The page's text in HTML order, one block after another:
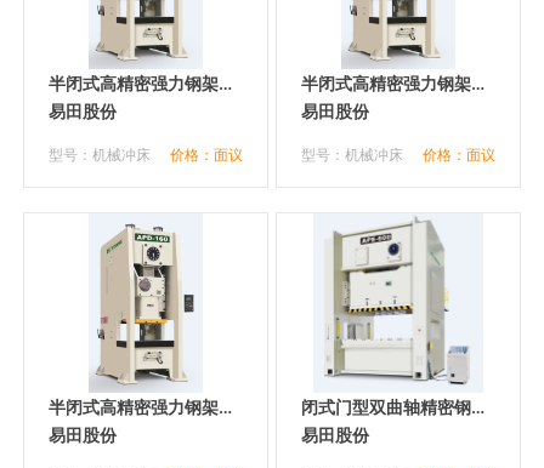
半闭式高精密强力钢架冲
床
易田股份
型号：机械冲床 价格：面议
半闭式高精密强力钢架冲
床
易田股份
型号：机械冲床 价格：面议
半闭式高精密强力钢架冲
床
易田股份
闭式门型双曲轴精密钢架
冲床
易田股份